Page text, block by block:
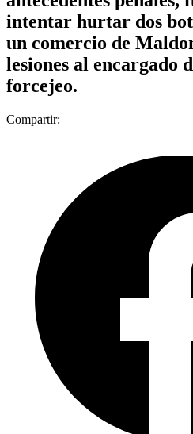
intentar hurtar dos
un comercio de
lesiones al encargado
forcejeo.
Compartir: